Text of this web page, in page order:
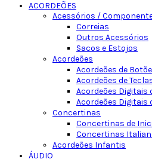
ACORDEÕES
Acessórios /
Correias
Outros Acessórios
Sacos e Estojos
Acordeões
Acordeões de
Acordeões de
Acordeões Digitais
Acordeões Digitais
Concertinas
Concertinas de
Concertinas
Acordeões Infantis
ÁUDIO